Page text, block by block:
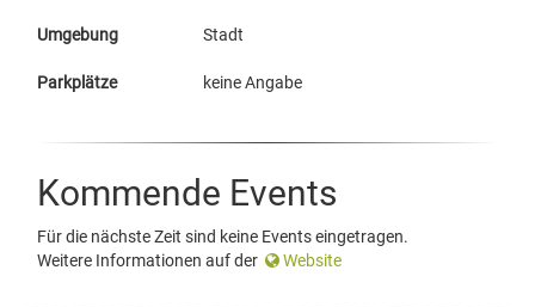
Umgebung Stadt
Parkplätze keine Angabe
Kommende Events
Für die nächste Zeit sind keine Events eingetragen.
Weitere Informationen auf der
Website